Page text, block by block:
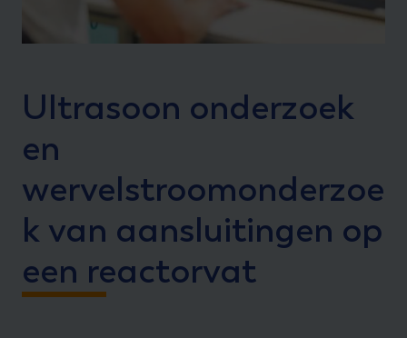
Ultrasoon onderzoek
en
wervelstroomonderzoe
k van aansluitingen op
een reactorvat